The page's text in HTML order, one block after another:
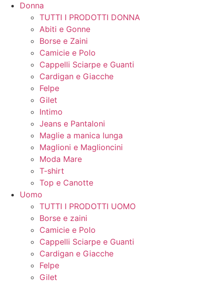
Donna
TUTTI I PRODOTTI DONNA
Abiti e Gonne
Borse e Zaini
Camicie e Polo
Cappelli Sciarpe e Guanti
Cardigan e Giacche
Felpe
Gilet
Intimo
Jeans e Pantaloni
Maglie a manica lunga
Maglioni e Maglioncini
Moda Mare
T-shirt
Top e Canotte
Uomo
TUTTI I PRODOTTI UOMO
Borse e zaini
Camicie e Polo
Cappelli Sciarpe e Guanti
Cardigan e Giacche
Felpe
Gilet